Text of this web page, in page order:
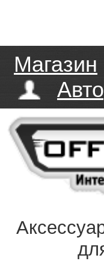
Магазин